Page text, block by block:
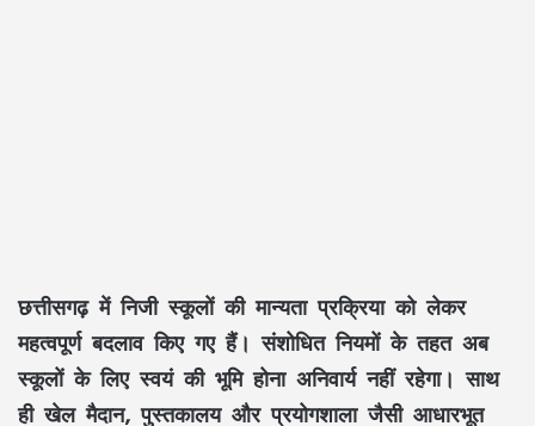
छत्तीसगढ़ में निजी स्कूलों की मान्यता प्रक्रिया को लेकर
महत्वपूर्ण बदलाव किए गए हैं। संशोधित नियमों के तहत अब
स्कूलों के लिए स्वयं की भूमि होना अनिवार्य नहीं रहेगा। साथ
ही खेल मैदान, पुस्तकालय और प्रयोगशाला जैसी आधारभूत